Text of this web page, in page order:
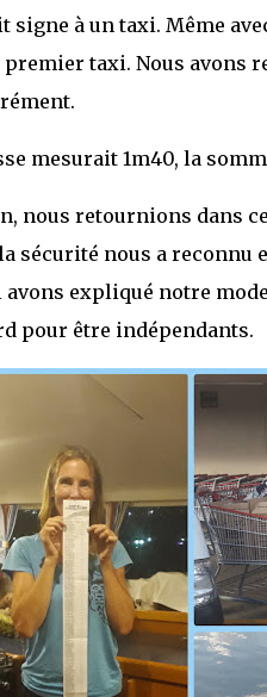
signe à un taxi. Même
taxi. Nous avons
mesurait 1m40, la
nous retournions dans
sécurité nous a reconnu
avons expliqué notre
pour être indépendants.